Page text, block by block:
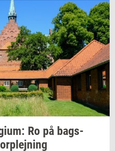
Ro på bags­